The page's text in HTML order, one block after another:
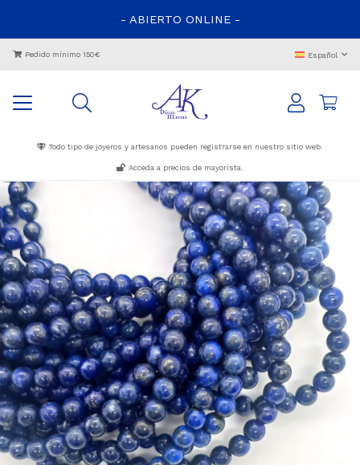
- ABIERTO ONLINE -
Pedido mínimo 150€ Español
Todo tipo de joyeros y artesanos pueden registrarse en nuestro sitio web.
Acceda a precios de mayorista.